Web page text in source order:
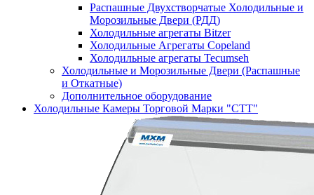
Распашные Двухстворчатые Холодильные и
Морозильные Двери (РДД)
Холодильные агрегаты Bitzer
Холодильные Агрегаты Copeland
Холодильные агрегаты Tecumseh
Холодильные и Морозильные Двери (Распашные
и Откатные)
Дополнительное оборудование
Холодильные Камеры Торговой Марки "СТТ"